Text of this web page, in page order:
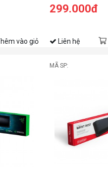
vào giỏ
299.000đ
Liên hệ
MÃ SP: